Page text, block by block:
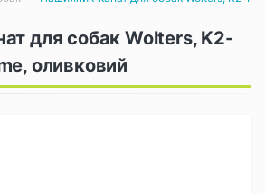
для собак Wolters, K2-
оливковий